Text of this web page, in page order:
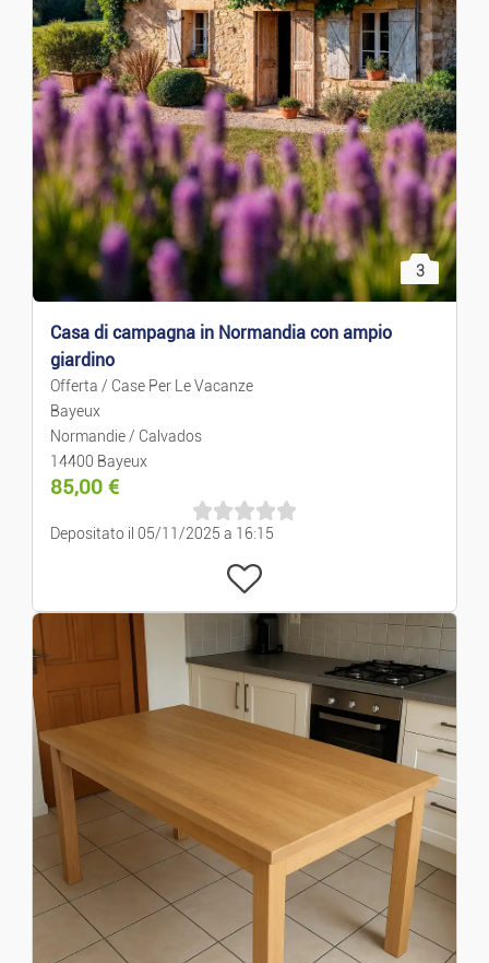
3
Casa di campagna in Normandia con ampio
giardino
Offerta / Case Per Le Vacanze
Bayeux
Normandie / Calvados
14400 Bayeux
85,00 €
Depositato il 05/11/2025 a 16:15